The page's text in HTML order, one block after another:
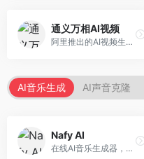
通义万相AI视频
阿里推出的AI视频生成服务，整合图像与视频创作能力。面向电商和营销从业者，支持商品视频生成、营销视频制作等服务，商业应用场景丰富。
AI音乐生成 AI声音克隆
Nafy AI
在线AI音乐生成器，专注于快速音乐创作。面向内容创作者，支持多种风格音乐生成，操作简便，生成速度快，适合快速配乐需求。